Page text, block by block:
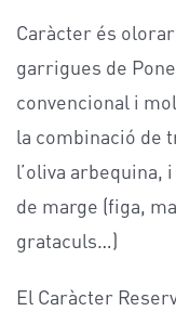
Caràcter és
garrigues de
convencional i
la combinació de
l’oliva arbequina,
de marge (figa,
grataculs…)
El Caràcter